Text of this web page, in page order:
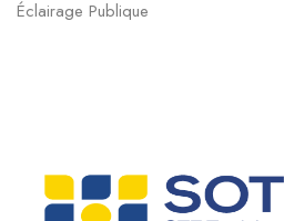
Éclairage Publique